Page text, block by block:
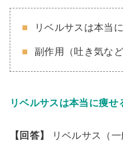
リベルサスは本当
副作用（吐き気な
リベルサスは本当に痩せ
【回答】
リベルサス（